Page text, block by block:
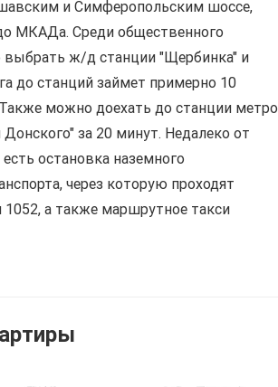
и Симферопольским шоссе,
МКАДа. Среди общественного
выбрать ж/д станции "Щербинка" и
до станций займет примерно 10
можно доехать до станции метро
за 20 минут. Недалеко от
остановка наземного
через которую проходят
а также маршрутное такси